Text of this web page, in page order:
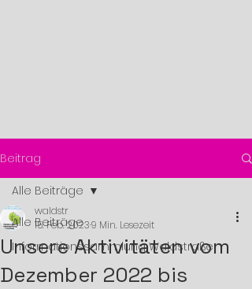
Beitrag
Alle Beiträge
Informationssammlung Waldstraße
Alle Beiträge
Unsere Aktivitäten vom
Dezember 2022 bis
waldstr
15. Feb. 20239 Min. Lesezeit